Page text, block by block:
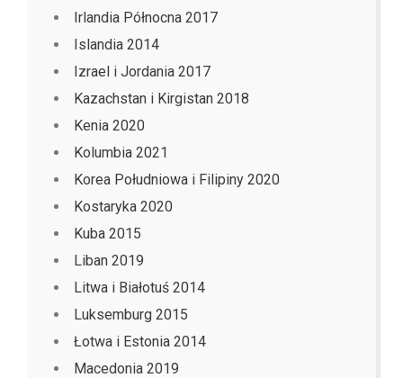
Irlandia Północna 2017
Islandia 2014
Izrael i Jordania 2017
Kazachstan i Kirgistan 2018
Kenia 2020
Kolumbia 2021
Korea Południowa i Filipiny 2020
Kostaryka 2020
Kuba 2015
Liban 2019
Litwa i Białotuś 2014
Luksemburg 2015
Łotwa i Estonia 2014
Macedonia 2019